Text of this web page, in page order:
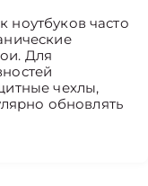
часто
Для
чехлы,
обновлять